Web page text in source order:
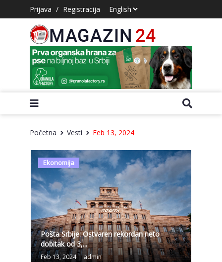
Prijava / Registracija
Početna Vesti Feb 13, 2024
Ekonomija
Pošta Srbije: Ostvaren rekordan neto
dobitak od 3,...
Feb 13, 2024 | admin